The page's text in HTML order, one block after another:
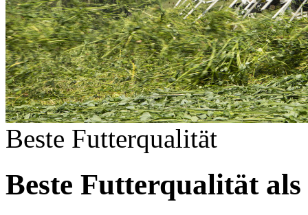
Beste Futterqualität
Beste Futterqualität